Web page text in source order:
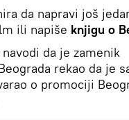
da napravi još
ili napiše knjigu o
da je zamenik
rekao da je
o promociji